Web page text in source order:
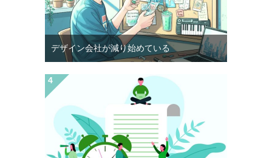
デザイン会社が減り始めている